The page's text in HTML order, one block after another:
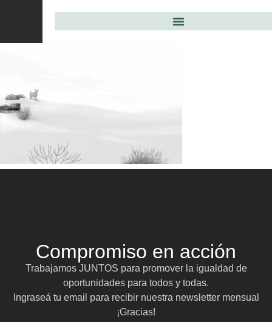
Compromiso en acción
Trabajamos JUNTOS para promover la igualdad de
oportunidades para todos y todas.
Ingraseá tu email para recibir nuestra newsletter mensual
¡Gracias!